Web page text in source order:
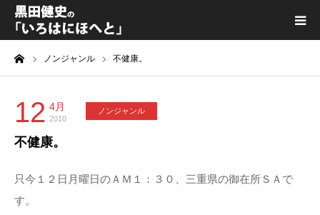
ノンジャンル 不健康。
12 4月
2010
ノンジャンル
不健康。
只今１２日月曜日のＡＭ１：３０、三重県の御在所ＳＡで
す。
黒田健史プロフィール
カテゴリ一覧
喫茶KURODA
YouTube｜Kuro channel